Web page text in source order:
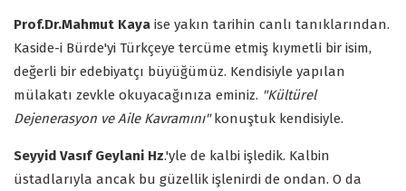
Prof.Dr.Mahmut Kaya ise yakın tarihin canlı tanıklarından.
Kaside-i Bürde'yi Türkçeye tercüme etmiş kıymetli bir isim,
değerli bir edebiyatçı büyüğümüz. Kendisiyle yapılan
mülakatı zevkle okuyacağınıza eminiz. "Kültürel
Dejenerasyon ve Aile Kavramını"konuştuk kendisiyle.
Seyyid Vasıf Geylani Hz.'yle de kalbi işledik. Kalbin
üstadlarıyla ancak bu güzellik işlenirdi de ondan. O da